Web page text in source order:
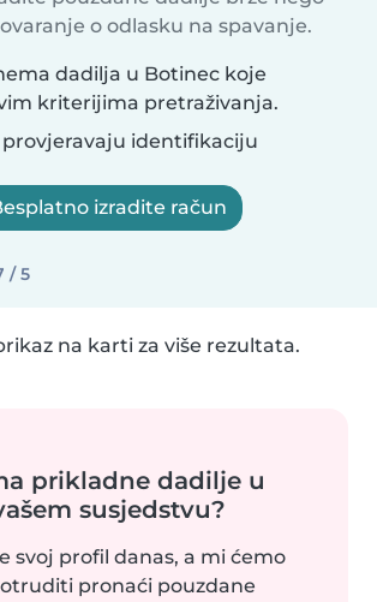
o odlasku na spavanje.
dadilja u Botinec koje
kriterijima pretraživanja.
provjeravaju identifikaciju
izradite račun
/ 5
na karti za više rezultata.
prikladne dadilje u
susjedstvu?
svoj profil danas, a mi ćemo
pronaći pouzdane